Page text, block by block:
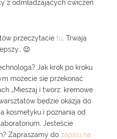
z odmładzających ćwiczeń
przeczytacie tu. Trwają
😉
Jak krok po kroku
możecie się przekonać
„Mieszaj i twórz: kremowe
będzie okazja do
kosmetyku i poznania od
Jesteście
Zapraszamy do zapisu na